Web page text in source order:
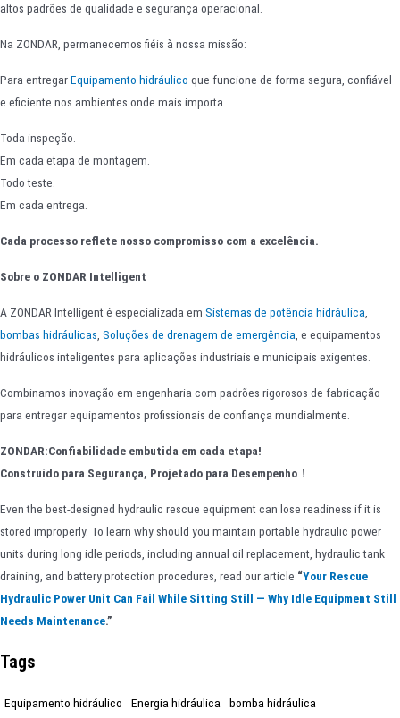
altos padrões de qualidade e segurança operacional.
Na ZONDAR, permanecemos fiéis à nossa missão:
Para entregarEquipamento hidráulico que funcione de forma segura, confiável
e eficiente nos ambientes onde mais importa.
Toda inspeção.
Em cada etapa de montagem.
Todo teste.
Em cada entrega.
Cada processo reflete nosso compromisso com a excelência.
Sobre o ZONDAR Intelligent
A ZONDAR Intelligent é especializada em Sistemas de potência hidráulica
bombas hidráulicas Soluções de drenagem de emergência , e equipamentos
hidráulicos inteligentes para aplicações industriais e municipais exigentes.
Combinamos inovação em engenharia com padrões rigorosos de fabricação
para entregar equipamentos profissionais de confiança mundialmente.
ZONDAR:Confiabilidade embutida em cada etapa!
Construído para Segurança, Projetado para Desempenho ！
Even the best-designed hydraulic rescue equipment can lose readiness if it is
stored improperly. To learn why should you maintain portable hydraulic power
units during long idle periods, including annual oil replacement, hydraulic tank
draining, and battery protection procedures, read our article “Your Rescue
Hydraulic Power Unit Can Fail While Sitting Still — Why Idle Equipment Still
Needs Maintenance.”
Tags
Equipamento hidráulico Energia hidráulica bomba hidráulica